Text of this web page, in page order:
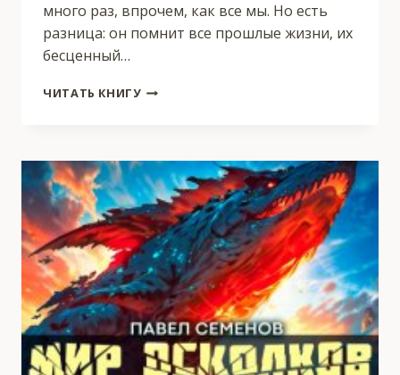
много раз, впрочем, как все мы. Но есть
разница: он помнит все прошлые жизни, их
бесценный…
ЧИТАТЬ КНИГУВАШЕ